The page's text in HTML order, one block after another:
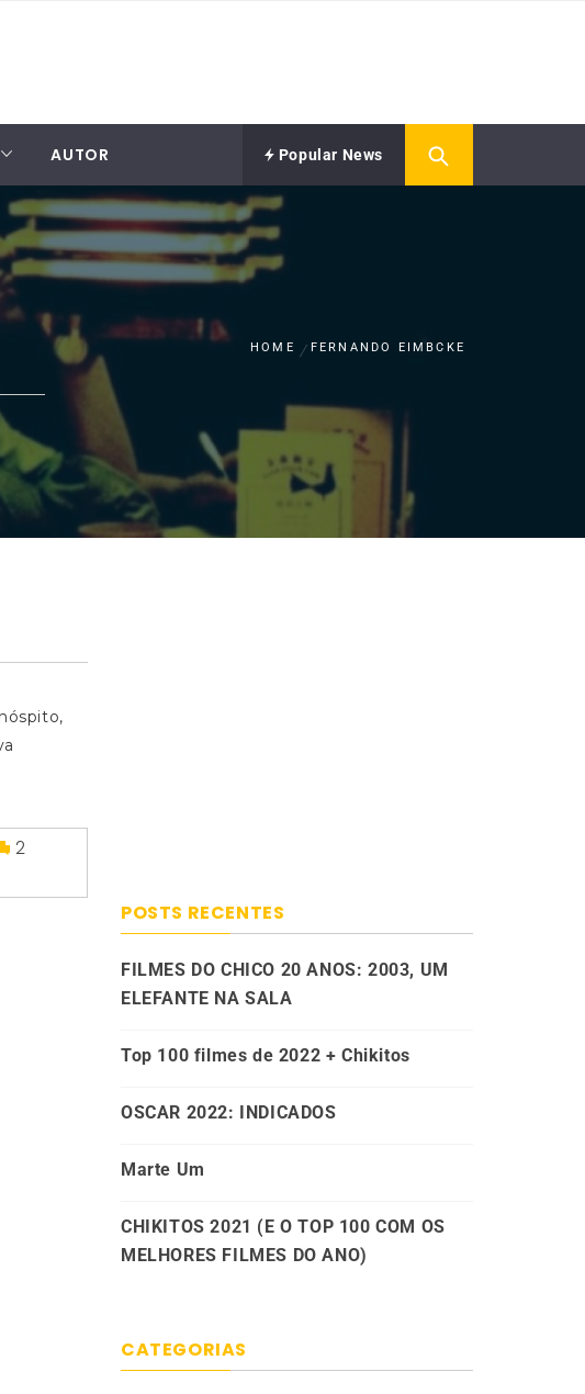
AUTOR Popular News
HOME FERNANDO EIMBCKE
2
POSTS RECENTES
FILMES DO CHICO 20 ANOS: 2003, UM
ELEFANTE NA SALA
Top 100 filmes de 2022 + Chikitos
OSCAR 2022: INDICADOS
Marte Um
CHIKITOS 2021 (E O TOP 100 COM OS
MELHORES FILMES DO ANO)
CATEGORIAS